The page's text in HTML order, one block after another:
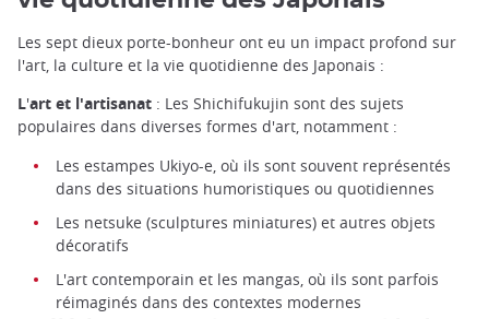
Les sept dieux porte-bonheur ont eu un impact profond sur
l'art, la culture et la vie quotidienne des Japonais :
L'art et l'artisanat : Les Shichifukujin sont des sujets
populaires dans diverses formes d'art, notamment :
Les estampes Ukiyo-e, où ils sont souvent représentés
dans des situations humoristiques ou quotidiennes
Les netsuke (sculptures miniatures) et autres objets
décoratifs
L'art contemporain et les mangas, où ils sont parfois
réimaginés dans des contextes modernes